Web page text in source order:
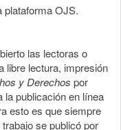
plataforma OJS.
las lectoras o
libre lectura, impresión
y Derechos por
la publicación en línea
esto es que siempre
se publicó por